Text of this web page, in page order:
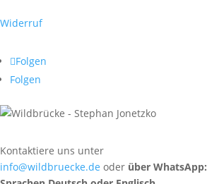
Widerruf
Folgen
Folgen
Kontaktiere uns unter
info@wildbruecke.de oder über WhatsApp: